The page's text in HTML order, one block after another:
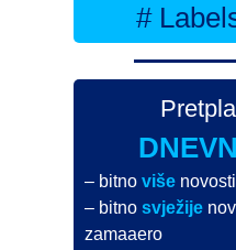
#
– bitnoviše
– bitnosvježije
zamaaero